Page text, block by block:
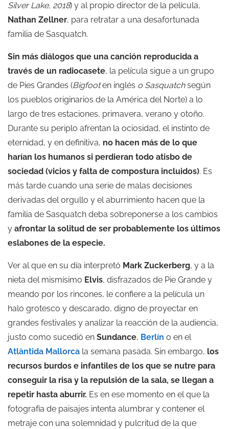
Silver Lake, 2018) y al propio director de la película,
Nathan Zellner, para retratar a una desafortunada
familia de Sasquatch.
Sin más diálogos que una canción reproducida a
través de un radiocasete, la película sigue a un grupo
de Pies Grandes (Bigfooten inglés o Sasquatchsegún
los pueblos originarios de la América del Norte) a lo
largo de tres estaciones, primavera, verano y otoño.
Durante su periplo afrentan la ociosidad, el instinto de
eternidad, y en definitiva, no hacen más de lo que
harían los humanos si perdieran todo atisbo de
sociedad (vicios y falta de compostura incluidos). Es
más tarde cuando una serie de malas decisiones
derivadas del orgullo y el aburrimiento hacen que la
familia de Sasquatch deba sobreponerse a los cambios
y afrontar la solitud de ser probablemente los últimos
eslabones de la especie.
Ver al que en su día interpretó Mark Zuckerberg, y a la
nieta del mismísimo Elvis, disfrazados de Pie Grande y
meando por los rincones, le confiere a la película un
halo grotesco y descarado, digno de proyectar en
grandes festivales y analizar la reacción de la audiencia,
justo como sucedió en Sundance, Berlín o en el
Atlàntida Mallorca la semana pasada. Sin embargo, los
recursos burdos e infantiles de los que se nutre para
conseguir la risa y la repulsión de la sala, se llegan a
repetir hasta aburrir. Es en ese momento en el que la
fotografía de paisajes intenta alumbrar y contener el
metraje con una solemnidad y pulcritud de la que